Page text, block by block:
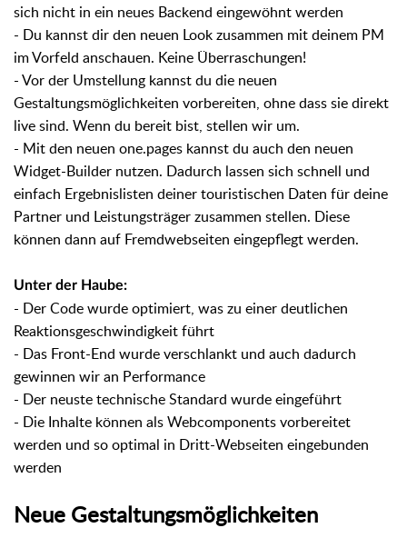
sich nicht in ein neues Backend eingewöhnt werden
- Du kannst dir den neuen Look zusammen mit deinem PM
im Vorfeld anschauen. Keine Überraschungen!
- Vor der Umstellung kannst du die neuen
Gestaltungsmöglichkeiten vorbereiten, ohne dass sie direkt
live sind. Wenn du bereit bist, stellen wir um.
- Mit den neuen one.pages kannst du auch den neuen
Widget-Builder nutzen. Dadurch lassen sich schnell und
einfach Ergebnislisten deiner touristischen Daten für deine
Partner und Leistungsträger zusammen stellen. Diese
können dann auf Fremdwebseiten eingepflegt werden.
Unter der Haube:
- Der Code wurde optimiert, was zu einer deutlichen
Reaktionsgeschwindigkeit führt
- Das Front-End wurde verschlankt und auch dadurch
gewinnen wir an Performance
- Der neuste technische Standard wurde eingeführt
- Die Inhalte können als Webcomponents vorbereitet
werden und so optimal in Dritt-Webseiten eingebunden
werden
Neue Gestaltungsmöglichkeiten